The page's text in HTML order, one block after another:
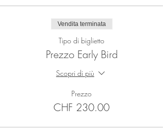
Vendita terminata
Tipo di biglietto
Prezzo Early Bird
Scopri di più
Prezzo
CHF 230.00